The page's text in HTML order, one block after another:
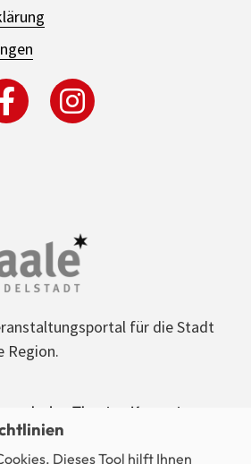
für die Stadt
Region.
los! - Theater, Konzerte,
Freizeit, Party - alle
Dieses Tool hilft Ihnen